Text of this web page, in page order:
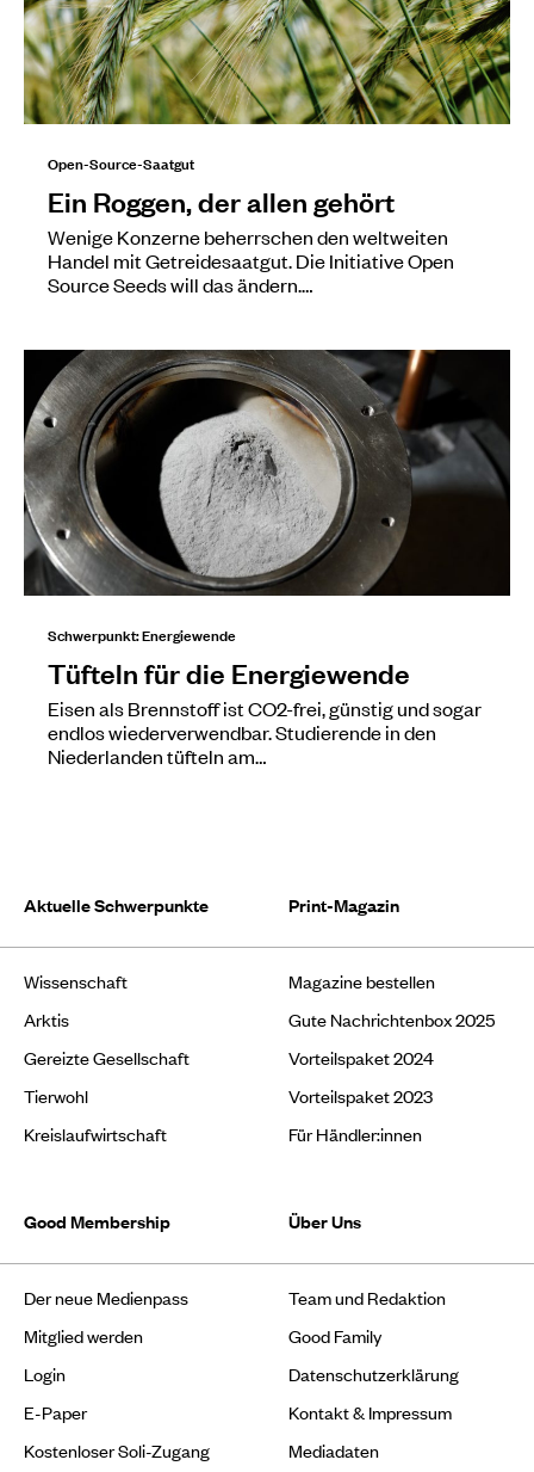
Open-Source-Saatgut
Ein Roggen, der allen gehört
Wenige Konzerne beherrschen den weltweiten
Handel mit Getreidesaatgut. Die Initiative Open
Source Seeds will das ändern.…
Schwerpunkt: Energiewende
Tüfteln für die Energiewende
Eisen als Brennstoff ist CO2-frei, günstig und sogar
endlos wiederverwendbar. Studierende in den
Niederlanden tüfteln am…
Aktuelle Schwerpunkte
Wissenschaft
Arktis
Gereizte Gesellschaft
Tierwohl
Kreislaufwirtschaft
Print-Magazin
Magazine bestellen
Gute Nachrichtenbox 2025
Vorteilspaket 2024
Vorteilspaket 2023
Für Händler:innen
Good Membership
Der neue Medienpass
Mitglied werden
Login
E-Paper
Kostenloser Soli-Zugang
Über Uns
Team und Redaktion
Good Family
Datenschutzerklärung
Kontakt & Impressum
Mediadaten